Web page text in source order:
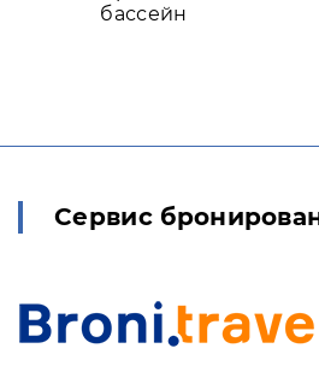
бассейн
Сервис